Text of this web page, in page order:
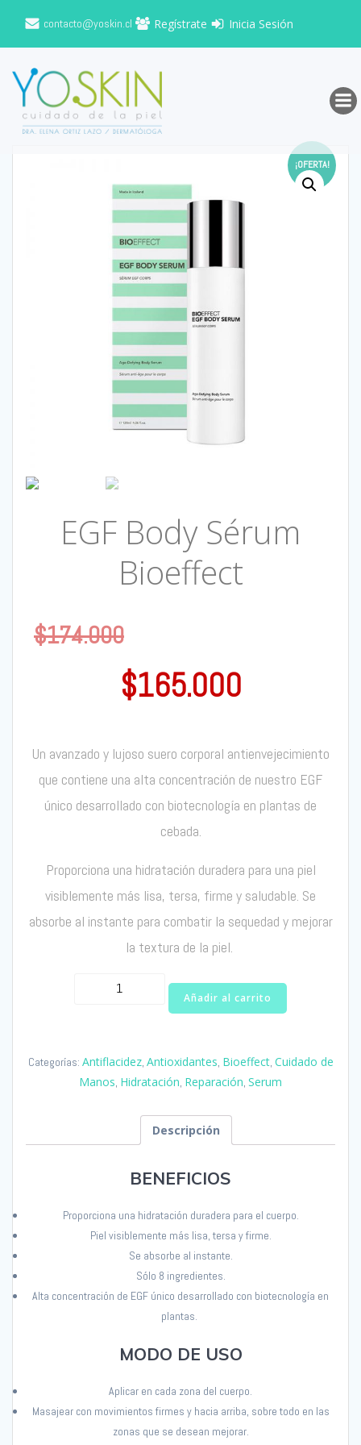
al
contacto@yoskin.cl Regístrate Inicia Sesión
¡OFERTA!
EGF Body Sérum
Bioeffect
$174.000
$165.000
Un avanzado y lujoso suero corporal antienvejecimiento
que contiene una alta concentración de nuestro EGF
único desarrollado con biotecnología en plantas de
cebada.
Proporciona una hidratación duradera para una piel
visiblemente más lisa, tersa, firme y saludable. Se
absorbe al instante para combatir la sequedad y mejorar
la textura de la piel.
EGF
cantidad
Añadir al carrito
Categorías: Antiflacidez, Antioxidantes, Bioeffect, Cuidado de
Manos, Hidratación, Reparación, Serum
Descripción
BENEFICIOS
Proporciona una hidratación duradera para el cuerpo.
Piel visiblemente más lisa, tersa y firme.
Se absorbe al instante.
Sólo 8 ingredientes.
Alta concentración de EGF único desarrollado con biotecnología en
plantas.
MODO DE USO
Aplicar en cada zona del cuerpo.
Masajear con movimientos firmes y hacia arriba, sobre todo en las
zonas que se desean mejorar.